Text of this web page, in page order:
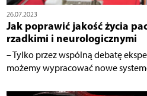
26.07.2023
Jak poprawić jakość życia
rzadkimi i neurologicznymi
– Tylko przez wspólną debatę
możemy wypracować nowe